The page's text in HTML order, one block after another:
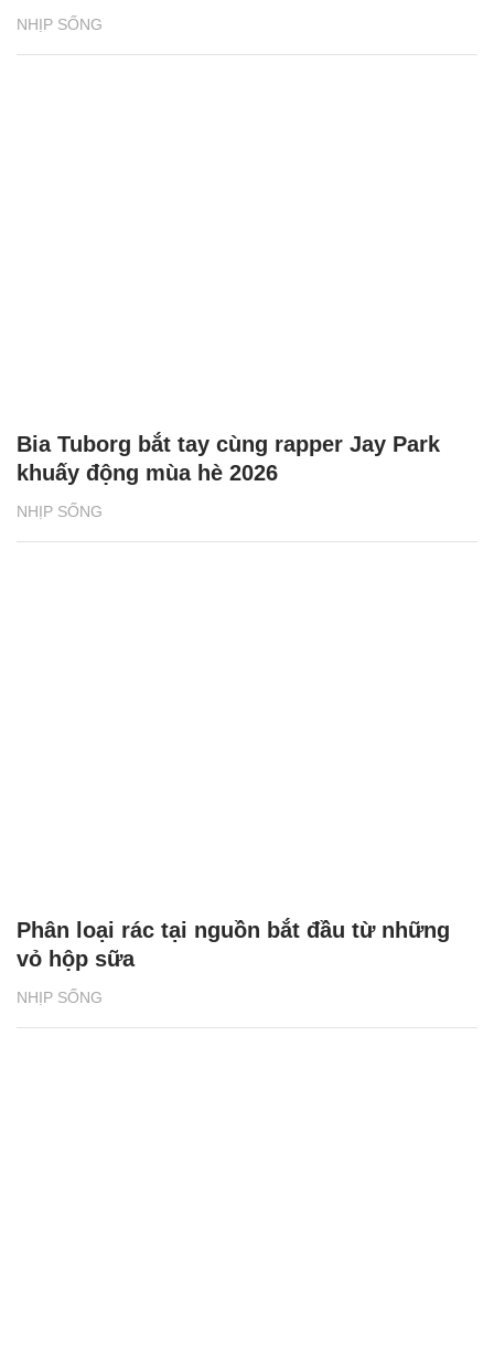
NHỊP SỐNG
NHỊP SỐNG
Bia Tuborg bắt tay cùng rapper Jay Park
khuấy động mùa hè 2026
NHỊP SỐNG
Phân loại rác tại nguồn bắt đầu từ những
vỏ hộp sữa